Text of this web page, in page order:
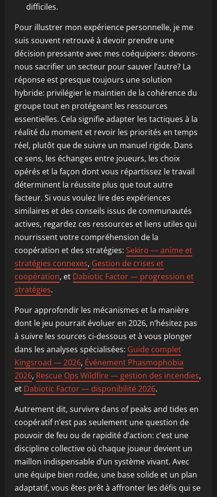
difficiles.
Pour illustrer mon expérience personnelle, je me
suis souvent retrouvé à devoir prendre une
décision pressante avec mes coéquipiers: devons-
nous sacrifier un secteur pour sauver l’autre? La
réponse est presque toujours une solution
hybride: privilégier le maintien de la cohérence du
groupe tout en protégeant les ressources
essentielles. Cela signifie adapter les tactiques à la
réalité du moment et revoir les priorités en temps
réel, plutôt que de suivre un manuel rigide. Dans
ce sens, les échanges entre joueurs, les choix
opérés et la façon dont vous répartissez le travail
déterminent la réussite plus que tout autre
facteur. Si vous voulez lire des expériences
similaires et des conseils issus de communautés
actives, regardez ces ressources et liens utiles qui
nourrissent votre compréhension de la
coopération et des stratégies: Sekiro — anime et
stratégies connexes, Gestion de crises et
coopération, et Dabiotic Factor — progression et
stratégies.
Pour approfondir les mécanismes et la manière
dont le jeu pourrait évoluer en 2026, n’hésitez pas
à suivre les sources ci-dessous et à vous plonger
dans les analyses spécialisées: Guide complet
Kingsroad — 2026, Événement Phasmophobia
2026, Rescue Ops Wildfire — gestion des incendies,
et Dabiotic Factor — disponibilité 2026.
Autrement dit, survivre dans of peaks and tides en
coopératif n’est pas seulement une question de
pouvoir de feu ou de rapidité d’action: c’est une
discipline collective où chaque joueur devient un
maillon indispensable d’un système vivant. Avec
une équipe bien rodée, une base solide et un plan
adaptatif, vous êtes prêt à affronter les défis qui se